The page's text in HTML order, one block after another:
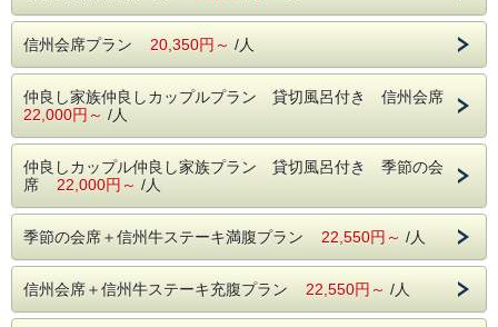
信州会席プラン 20,350円～ /人
仲良し家族仲良しカップルプラン 貸切風呂付き 信州会席
22,000円～ /人
仲良しカップル仲良し家族プラン 貸切風呂付き 季節の会
席 22,000円～ /人
季節の会席＋信州牛ステーキ満腹プラン 22,550円～ /人
信州会席＋信州牛ステーキ充腹プラン 22,550円～ /人